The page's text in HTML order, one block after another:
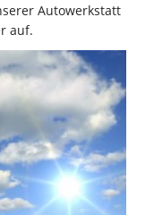
Autowerkstatt
auf.